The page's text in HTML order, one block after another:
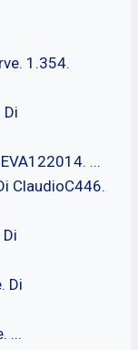
1.354.
Di
...
ClaudioC446.
Di
...